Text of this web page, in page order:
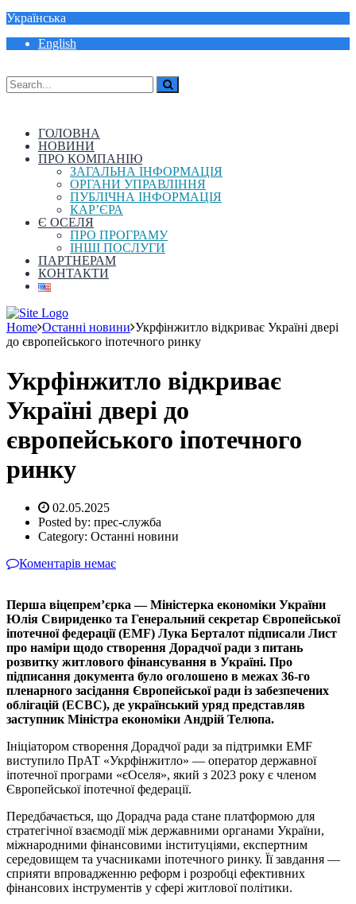
Українська
English
ГОЛОВНА
НОВИНИ
ПРО КОМПАНІЮ
ЗАГАЛЬНА ІНФОРМАЦІЯ
ОРГАНИ УПРАВЛІННЯ
ПУБЛІЧНА ІНФОРМАЦІЯ
КАР’ЄРА
Є ОСЕЛЯ
ПРО ПРОГРАМУ
ІНШІ ПОСЛУГИ
ПАРТНЕРАМ
КОНТАКТИ
Home Останні новини Укрфінжитло відкриває Україні двері
до європейського іпотечного ринку
Укрфінжитло відкриває
Україні двері до
європейського іпотечного
ринку
02.05.2025
Posted by: прес-служба
Category: Останні новини
Коментарів немає
Перша віцепрем’єрка — Міністерка економіки України
Юлія Свириденко та Генеральний секретар Європейської
іпотечної федерації (EMF) Лука Берталот підписали Лист
про наміри щодо створення Дорадчої ради з питань
розвитку житлового фінансування в Україні. Про
підписання документа було оголошено в межах 36-го
пленарного засідання Європейської ради із забезпечених
облігацій (ECBC), де український уряд представляв
заступник Міністра економіки Андрій Телюпа.
Ініціатором створення Дорадчої ради за підтримки EMF
виступило ПрАТ «Укрфінжитло» — оператор державної
іпотечної програми «єОселя», який з 2023 року є членом
Європейської іпотечної федерації.
Передбачається, що Дорадча рада стане платформою для
стратегічної взаємодії між державними органами України,
міжнародними фінансовими інституціями, експертним
середовищем та учасниками іпотечного ринку. Її завдання —
сприяти впровадженню реформ і розробці ефективних
фінансових інструментів у сфері житлової політики.